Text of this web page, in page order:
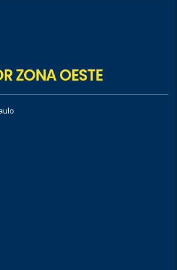
ZONA OESTE